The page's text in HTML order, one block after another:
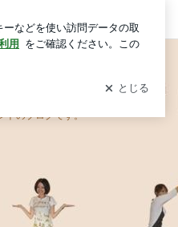
ログイン
トのブログです。